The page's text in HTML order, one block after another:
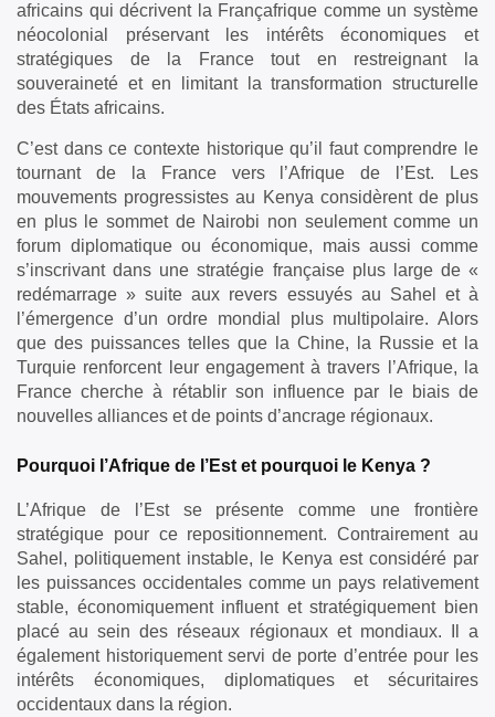
africains qui décrivent la Françafrique comme un système
néocolonial préservant les intérêts économiques et
stratégiques de la France tout en restreignant la
souveraineté et en limitant la transformation structurelle
des États africains.
C’est dans ce contexte historique qu’il faut comprendre le
tournant de la France vers l’Afrique de l’Est. Les
mouvements progressistes au Kenya considèrent de plus
en plus le sommet de Nairobi non seulement comme un
forum diplomatique ou économique, mais aussi comme
s’inscrivant dans une stratégie française plus large de «
redémarrage » suite aux revers essuyés au Sahel et à
l’émergence d’un ordre mondial plus multipolaire. Alors
que des puissances telles que la Chine, la Russie et la
Turquie renforcent leur engagement à travers l’Afrique, la
France cherche à rétablir son influence par le biais de
nouvelles alliances et de points d’ancrage régionaux.
Pourquoi l’Afrique de l’Est et pourquoi le Kenya ?
L’Afrique de l’Est se présente comme une frontière
stratégique pour ce repositionnement. Contrairement au
Sahel, politiquement instable, le Kenya est considéré par
les puissances occidentales comme un pays relativement
stable, économiquement influent et stratégiquement bien
placé au sein des réseaux régionaux et mondiaux. Il a
également historiquement servi de porte d’entrée pour les
intérêts économiques, diplomatiques et sécuritaires
occidentaux dans la région.